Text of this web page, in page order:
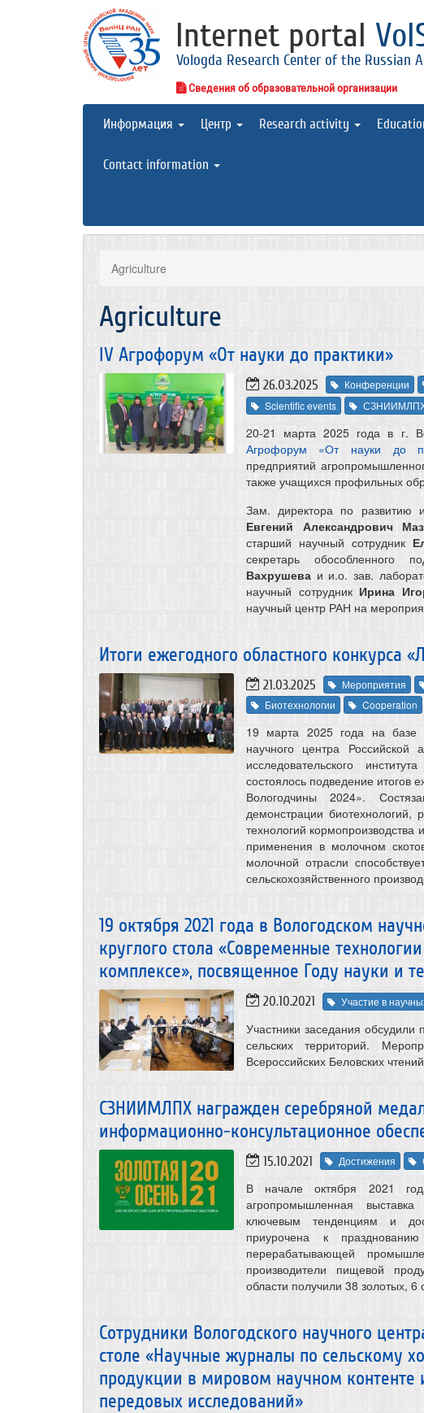
Internet portal
Vologda Research Center of the Russian
Сведения об образовательной организации
Информация Центр Research activity
Contact information
Agriculture
Agriculture
IV Агрофорум «От науки до практики»
26.03.2025 Конференции
Scientific events
20-21 марта 2025 года в г.
Агрофорум «От науки до
предприятий
также учащихся профильных
Зам. директора по развитию
Евгений Александрович
старший научный сотрудник
секретарь обособленного
Вахрушеваи и.о. зав.
научный сотрудникИрина
научный центр РАН на
Итоги ежегодного областного конкурса
21.03.2025 Мероприятия
Биотехнологии
Cooperation
19 марта 2025 года на базе
научного центра Российской
исследовательского
состоялось подведение итогов
Вологодчины 2024».
демонстрации биотехнологий,
технологий кормопроизводства
применения в молочном
молочной отрасли
сельскохозяйственного
19 октября 2021 года в Вологодском
круглого стола «Современные
комплексе», посвященное Году науки и
20.10.2021 Участие в
Участники заседания обсудили
сельских территорий.
Всероссийских Беловских
СЗНИИМЛПХ награжден серебряной
информационно-консультационное
15.10.2021 Достижения
В начале октября 2021
агропромышленная
ключевым тенденциям и
приурочена к
перерабатывающей
производители пищевой
области получили 38 золотых,
Сотрудники Вологодского научного
столе «Научные журналы по сельскому
продукции в мировом научном контенте
передовых исследований»